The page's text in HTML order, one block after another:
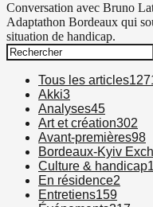
Conversation avec Bruno
Adaptathon Bordeaux qui
situation de handicap.
Search
for:
Tous les articles
Akki3
Analyses45
Art et création302
Avant-premières98
Bordeaux-Kyiv
Culture & handicap
En résidence2
Entretiens159